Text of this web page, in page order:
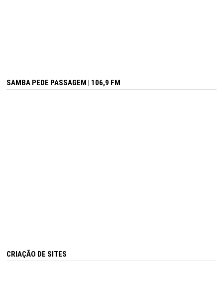
SAMBA PEDE PASSAGEM | 106,9 FM
CRIAÇÃO DE SITES